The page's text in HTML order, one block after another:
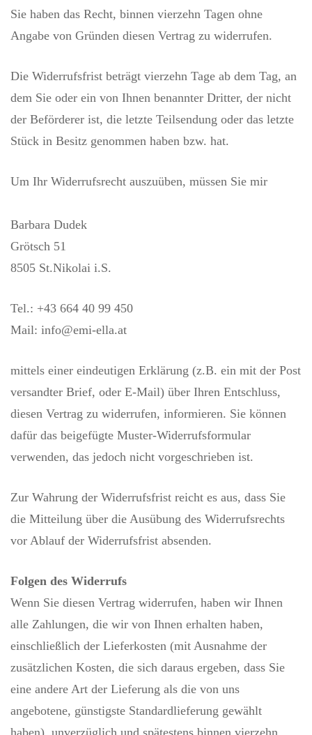
Sie haben das Recht, binnen vierzehn Tagen ohne
Angabe von Gründen diesen Vertrag zu widerrufen.
Die Widerrufsfrist beträgt vierzehn Tage ab dem Tag, an
dem Sie oder ein von Ihnen benannter Dritter, der nicht
der Beförderer ist, die letzte Teilsendung oder das letzte
Stück in Besitz genommen haben bzw. hat.
Um Ihr Widerrufsrecht auszuüben, müssen Sie mir
Barbara Dudek
Grötsch 51
8505 St.Nikolai i.S.
Tel.: +43 664 40 99 450
Mail: info@emi-ella.at
mittels einer eindeutigen Erklärung (z.B. ein mit der Post
versandter Brief, oder E-Mail) über Ihren Entschluss,
diesen Vertrag zu widerrufen, informieren. Sie können
dafür das beigefügte Muster-Widerrufsformular
verwenden, das jedoch nicht vorgeschrieben ist.
Zur Wahrung der Widerrufsfrist reicht es aus, dass Sie
die Mitteilung über die Ausübung des Widerrufsrechts
vor Ablauf der Widerrufsfrist absenden.
Folgen des Widerrufs
Wenn Sie diesen Vertrag widerrufen, haben wir Ihnen
alle Zahlungen, die wir von Ihnen erhalten haben,
einschließlich der Lieferkosten (mit Ausnahme der
zusätzlichen Kosten, die sich daraus ergeben, dass Sie
eine andere Art der Lieferung als die von uns
angebotene, günstigste Standardlieferung gewählt
haben), unverzüglich und spätestens binnen vierzehn